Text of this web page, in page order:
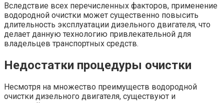
Вследствие всех перечисленных факторов, применение
водородной очистки может существенно повысить
длительность эксплуатации дизельного двигателя, что
делает данную технологию привлекательной для
владельцев транспортных средств.
Недостатки процедуры очистки
Несмотря на множество преимуществ водородной
очистки дизельного двигателя, существуют и